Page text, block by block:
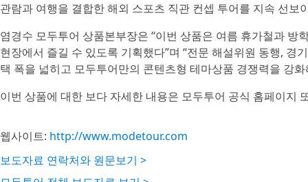
관람과 여행을 결합한 해외 스포츠 직관 컨셉 투어를 지속 선
염경수 모두투어 상품본부장은 “이번 상품은 여름 휴가철과
현장에서 즐길 수 있도록 기획했다”며 “전문 해설위원 동행,
택 폭을 넓히고 모두투어만의 콘텐츠형 테마상품 경쟁력을 강
이번 상품에 대한 보다 자세한 내용은 모두투어 공식 홈페이지
웹사이트: http://www.modetour.com
보도자료 연락처와 원문보기 >